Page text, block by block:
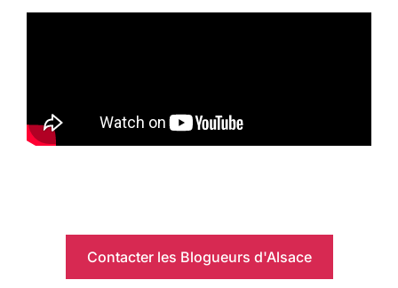
Contacter les Blogueurs d'Alsace